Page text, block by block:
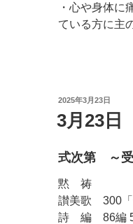
・心や身体に
ている方に主
投
日:
2025年3月23日
3月23日
式次第 ～受
黙 祷
讃美歌 300「
詩 編 86編 5